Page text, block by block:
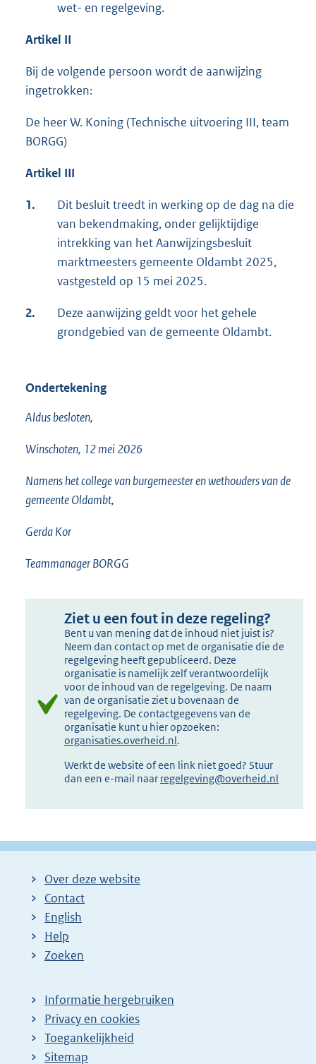
wet- en regelgeving.
Artikel II
Bij de volgende persoon wordt de aanwijzing
ingetrokken:
De heer W. Koning (Technische uitvoering III, team
BORGG)
Artikel III
1.
Dit besluit treedt in werking op de dag na die
van bekendmaking, onder gelijktijdige
intrekking van het Aanwijzingsbesluit
marktmeesters gemeente Oldambt 2025,
vastgesteld op 15 mei 2025.
2.
Deze aanwijzing geldt voor het gehele
grondgebied van de gemeente Oldambt.
Ondertekening
Aldus besloten,
Winschoten, 12 mei 2026
Namens het college van burgemeester en wethouders van de
gemeente Oldambt,
Gerda Kor
Teammanager BORGG
Ziet u een fout in deze regeling?
Bent u van mening dat de inhoud niet juist is?
Neem dan contact op met de organisatie die de
regelgeving heeft gepubliceerd. Deze
organisatie is namelijk zelf verantwoordelijk
voor de inhoud van de regelgeving. De naam
van de organisatie ziet u bovenaan de
regelgeving. De contactgegevens van de
organisatie kunt u hier opzoeken:
organisaties.overheid.nl.
Werkt de website of een link niet goed? Stuur
dan een e-mail naar regelgeving@overheid.nl
Over deze website
Contact
English
Help
Zoeken
Informatie hergebruiken
Privacy en cookies
Toegankelijkheid
Sitemap